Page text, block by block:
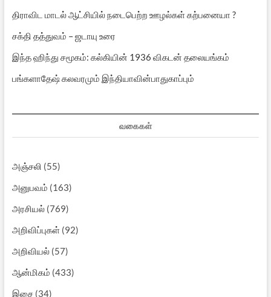
திராவிட மாடல் ஆட்சியில் நடைபெற்ற ஊழல்கள் கற்பனையா ?
சக்தி தத்துவம் – ஜடாயு உரை
இந்த ஹிந்து சமூகம்: கல்கியின் 1936 விகடன் தலையங்கம்
பங்களாதேஷ் கலவரமும் இந்தியாவின்பாதுகாப்பும்
வகைகள்
அஞ்சலி (55)
அனுபவம் (163)
அரசியல்(769)
அறிவிப்புகள்(92)
அறிவியல்(57)
ஆன்மிகம் (433)
இசை(34)